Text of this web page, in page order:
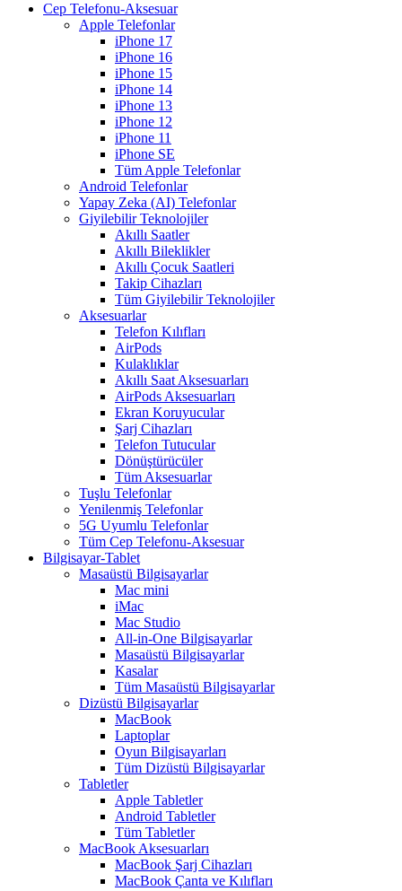
Cep Telefonu-Aksesuar
Apple Telefonlar
iPhone 17
iPhone 16
iPhone 15
iPhone 14
iPhone 13
iPhone 12
iPhone 11
iPhone SE
Tüm Apple Telefonlar
Android Telefonlar
Yapay Zeka (AI) Telefonlar
Giyilebilir Teknolojiler
Akıllı Saatler
Akıllı Bileklikler
Akıllı Çocuk Saatleri
Takip Cihazları
Tüm Giyilebilir Teknolojiler
Aksesuarlar
Telefon Kılıfları
AirPods
Kulaklıklar
Akıllı Saat Aksesuarları
AirPods Aksesuarları
Ekran Koruyucular
Şarj Cihazları
Telefon Tutucular
Dönüştürücüler
Tüm Aksesuarlar
Tuşlu Telefonlar
Yenilenmiş Telefonlar
5G Uyumlu Telefonlar
Tüm Cep Telefonu-Aksesuar
Bilgisayar-Tablet
Masaüstü Bilgisayarlar
Mac mini
iMac
Mac Studio
All-in-One Bilgisayarlar
Masaüstü Bilgisayarlar
Kasalar
Tüm Masaüstü Bilgisayarlar
Dizüstü Bilgisayarlar
MacBook
Laptoplar
Oyun Bilgisayarları
Tüm Dizüstü Bilgisayarlar
Tabletler
Apple Tabletler
Android Tabletler
Tüm Tabletler
MacBook Aksesuarları
MacBook Şarj Cihazları
MacBook Çanta ve Kılıfları